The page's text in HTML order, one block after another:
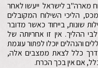
מארה"ב לישראל ייעשו לאחר
הליכי השילוח המקובלים
שונות, בייחוד כאשר מדובר
ההליך. אין זו אחריותה של
והנהלים יוכלו לפתור עוגמת
כלל לצאת ממצבים אלה,
אם אין בכך הכרח.